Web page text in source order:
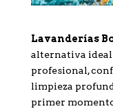
Lavanderías
alternativa ideal
profesional,
limpieza
primer